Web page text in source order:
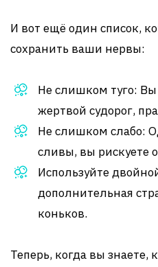
И вот ещё один список,
сохранить ваши нервы:
Не слишком туго: Вы
жертвой судорог,
Не слишком слабо:
сливы, вы рискуете
Используйте
дополнительная
коньков.
Теперь, когда вы знаете,